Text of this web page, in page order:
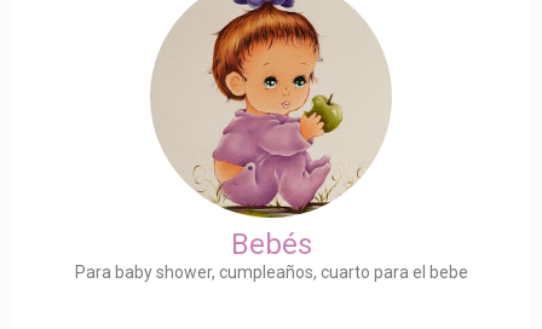
Bebés
Para baby shower, cumpleaños, cuarto para el bebe